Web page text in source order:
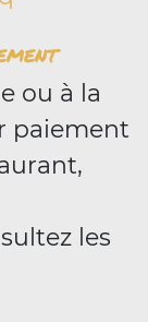
ou à la
paiement
les